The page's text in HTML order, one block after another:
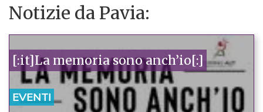
Notizie da Pavia:
[:it]La memoria sono anch’io[:]
EVENTI